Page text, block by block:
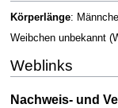
Körperlänge:
Weibchen unbekannt (
Weblinks
Nachweis- und